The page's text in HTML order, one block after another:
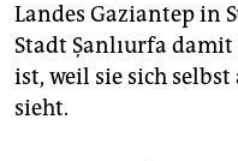
Landes Gaziantep in
Stadt Şanlıurfa
ist, weil sie sich selbst
sieht.